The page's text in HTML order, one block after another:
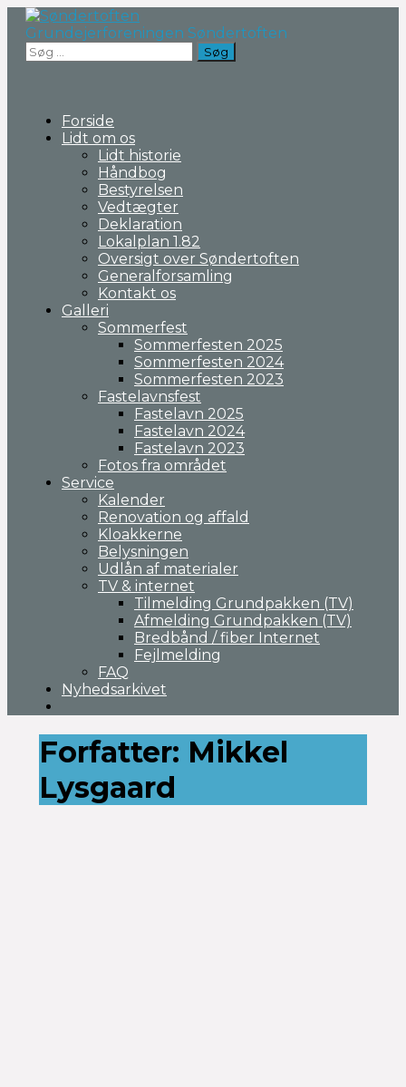
Fortsæt
indhold
Grundejerforeningen Søndertoften
Søg
efter:
Forside
Lidt om os
Lidt historie
Håndbog
Bestyrelsen
Vedtægter
Deklaration
Lokalplan 1.82
Oversigt over Søndertoften
Generalforsamling
Kontakt os
Galleri
Sommerfest
Sommerfesten 2025
Sommerfesten 2024
Sommerfesten 2023
Fastelavnsfest
Fastelavn 2025
Fastelavn 2024
Fastelavn 2023
Fotos fra området
Service
Kalender
Renovation og affald
Kloakkerne
Belysningen
Udlån af materialer
TV & internet
Tilmelding Grundpakken (TV)
Afmelding Grundpakken (TV)
Bredbånd / fiber Internet
Fejlmelding
FAQ
Nyhedsarkivet
Forfatter: Mikkel
Lysgaard